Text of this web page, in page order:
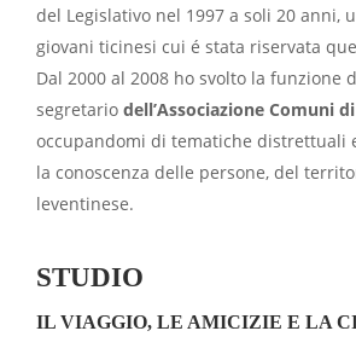
del Legislativo nel 1997 a soli 20 anni,
giovani ticinesi cui é stata riservata
Dal 2000 al 2008 ho svolto la funzione
segretario dell’Associazione Comuni
occupandomi di tematiche distrettuali
la conoscenza delle persone, del
leventinese.
STUDIO
IL VIAGGIO, LE AMICIZIE E LA